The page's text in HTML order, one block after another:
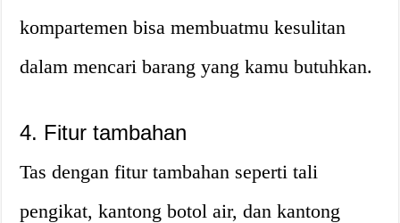
kompartemen bisa membuatmu kesulitan
dalam mencari barang yang kamu butuhkan.
4. Fitur tambahan
Tas dengan fitur tambahan seperti tali
pengikat, kantong botol air, dan kantong